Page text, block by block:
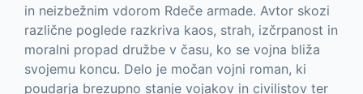
in neizbežnim vdorom Rdeče armade. Avtor skozi
različne poglede razkriva kaos, strah, izčrpanost in
moralni propad družbe v času, ko se vojna bliža
svojemu koncu. Delo je močan vojni roman, ki
poudarja brezupno stanje vojakov in civilistov ter